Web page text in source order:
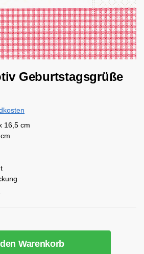
Geburtstagsgrüße
16,5 cm
Warenkorb